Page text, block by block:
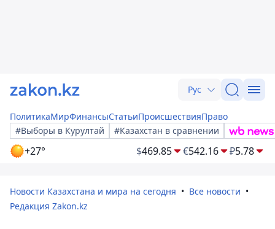
Рус
ПолитикаМирФинансыСтатьиПроисшествияПраво
#Выборы в Курултай
#Казахстан в сравнении
+27° $469.85 €542.16 ₽5.78
Новости Казахстана и мира на сегодня
Все новости
Редакция Zakon.kz